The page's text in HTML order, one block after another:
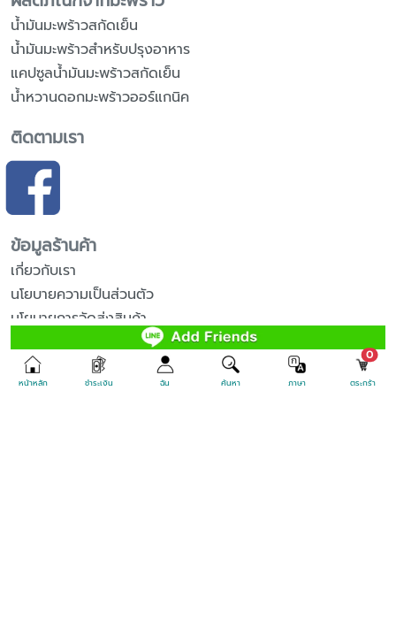
หน้าหลัก ชำระเงิน ฉัน ค้นหา ภาษา
0
ตระกร้า
บัญชีผู้ใช้
ประวัติการสั่ง
รายการโปรด
รับข่าวสารจากร้านค้า
น้ำมันมะพร้าวสกัดเย็น
น้ำมันมะพร้าวสำหรับปรุงอาหาร
แคปซูลน้ำมันมะพร้าวสกัดเย็น
น้ำหวานดอกมะพร้าวออร์แกนิค
ติดตามเรา
ข้อมูลร้านค้า
เกี่ยวกับเรา